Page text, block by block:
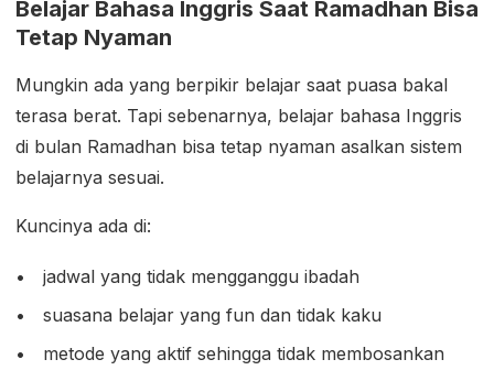
Belajar Bahasa Inggris Saat Ramadhan Bisa
Tetap Nyaman
Mungkin ada yang berpikir belajar saat puasa bakal
terasa berat. Tapi sebenarnya, belajar bahasa Inggris
di bulan Ramadhan bisa tetap nyaman asalkan sistem
belajarnya sesuai.
Kuncinya ada di:
jadwal yang tidak mengganggu ibadah
suasana belajar yang fun dan tidak kaku
metode yang aktif sehingga tidak membosankan